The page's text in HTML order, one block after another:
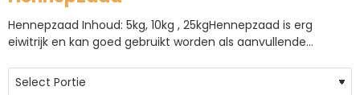
Hennepzaad Inhoud: 5kg, 10kg , 25kgHennepzaad is erg
eiwitrijk en kan goed gebruikt worden als aanvullende
het voorkomen dat eieren vroegtijdig gelegd